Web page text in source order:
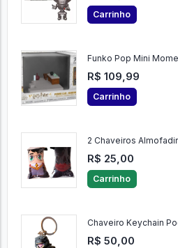
Carrinho
Funko Pop Mini
R$ 109,99
Carrinho
2 Chaveiros
R$ 25,00
Carrinho
Chaveiro Keychain
R$ 50,00